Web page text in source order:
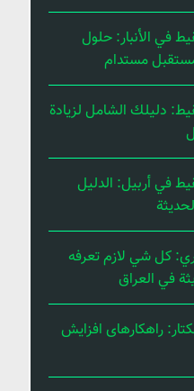
في الأنبار: حلول
مستدام
دليلك الشامل لزيادة
في أربيل: الدليل
كل شي لازم تعرفه
في العراق
راهکارهای افزایش